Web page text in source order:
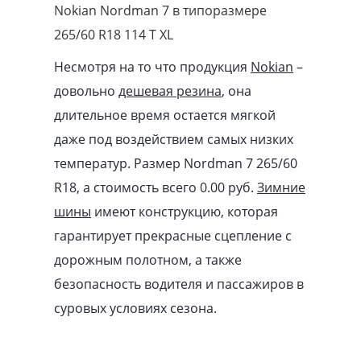
Nokian Nordman 7 в типоразмере
265/60 R18 114 T XL
Несмотря на то что продукция Nokian –
довольно дешевая резина, она
длительное время остается мягкой
даже под воздействием самых низких
температур. Размер Nordman 7 265/60
R18, а стоимость всего 0.00 pуб. Зимние
шины имеют конструкцию, которая
гарантирует прекрасные сцепление с
дорожным полотном, а также
безопасность водителя и пассажиров в
суровых условиях сезона.